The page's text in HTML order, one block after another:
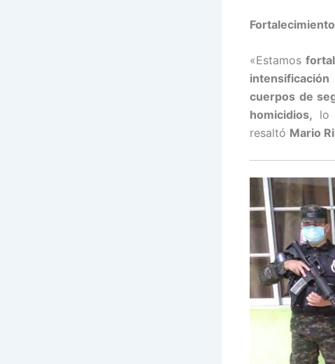
«Estamos
cuerpos de
homicidios, lo
resaltó Mario